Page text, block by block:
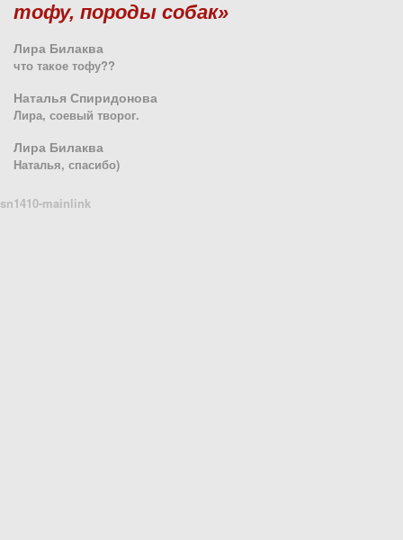
тофу, породы собак»
Лира Билаква
что такое тофу??
Наталья Спиридонова
Лира, соевый творог.
Лира Билаква
Наталья, спасибо)
sn1410-mainlink